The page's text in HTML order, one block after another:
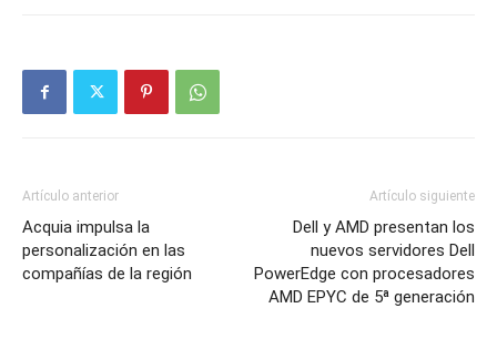
Artículo anterior
Acquia impulsa la
personalización en las
compañías de la región
Artículo siguiente
Dell y AMD presentan los
nuevos servidores Dell
PowerEdge con procesadores
AMD EPYC de 5ª generación